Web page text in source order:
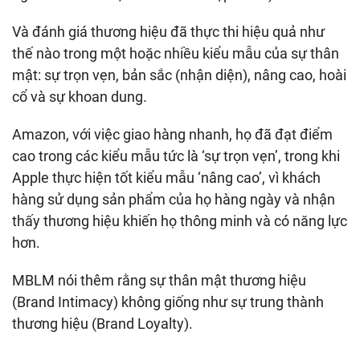
Và đánh giá thương hiệu đã thực thi hiệu quả như
thế nào trong một hoặc nhiều kiểu mẫu của sự thân
mật: sự trọn vẹn, bản sắc (nhận diện), nâng cao, hoài
cổ và sự khoan dung.
Amazon, với việc giao hàng nhanh, họ đã đạt điểm
cao trong các kiểu mẫu tức là ‘sự trọn vẹn’, trong khi
Apple thực hiện tốt kiểu mẫu ‘nâng cao’, vì khách
hàng sử dụng sản phẩm của họ hàng ngày và nhận
thấy thương hiệu khiến họ thông minh và có năng lực
hơn.
MBLM nói thêm rằng sự thân mật thương hiệu
(Brand Intimacy) không giống như sự trung thành
thương hiệu (Brand Loyalty).